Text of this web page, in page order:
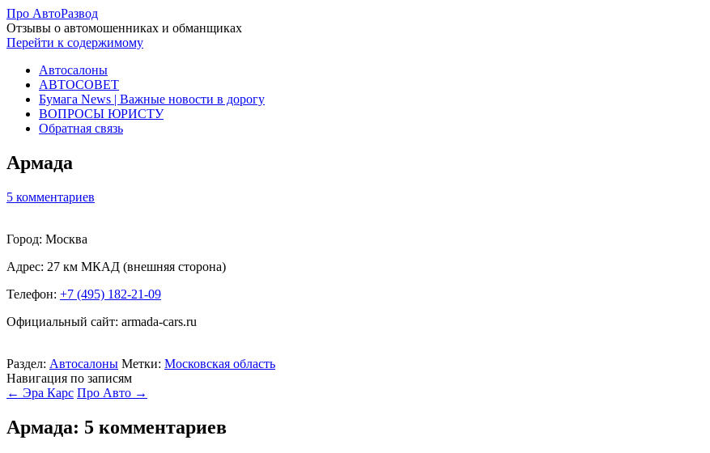
Про АвтоРазвод
Отзывы о автомошенниках и обманщиках
Перейти к содержимому
Автосалоны
АВТОСОВЕТ
Бумага News | Важные новости в дорогу
ВОПРОСЫ ЮРИСТУ
Обратная связь
Армада
5 комментариев
Город: Москва
Адрес: 27 км МКАД (внешняя сторона)
Телефон: +7 (495) 182-21-09
Официальный сайт: armada-cars.ru
Раздел: Автосалоны Метки: Московская область
Навигация по записям
← Эра Карс Про Авто →
Армада: 5 комментариев